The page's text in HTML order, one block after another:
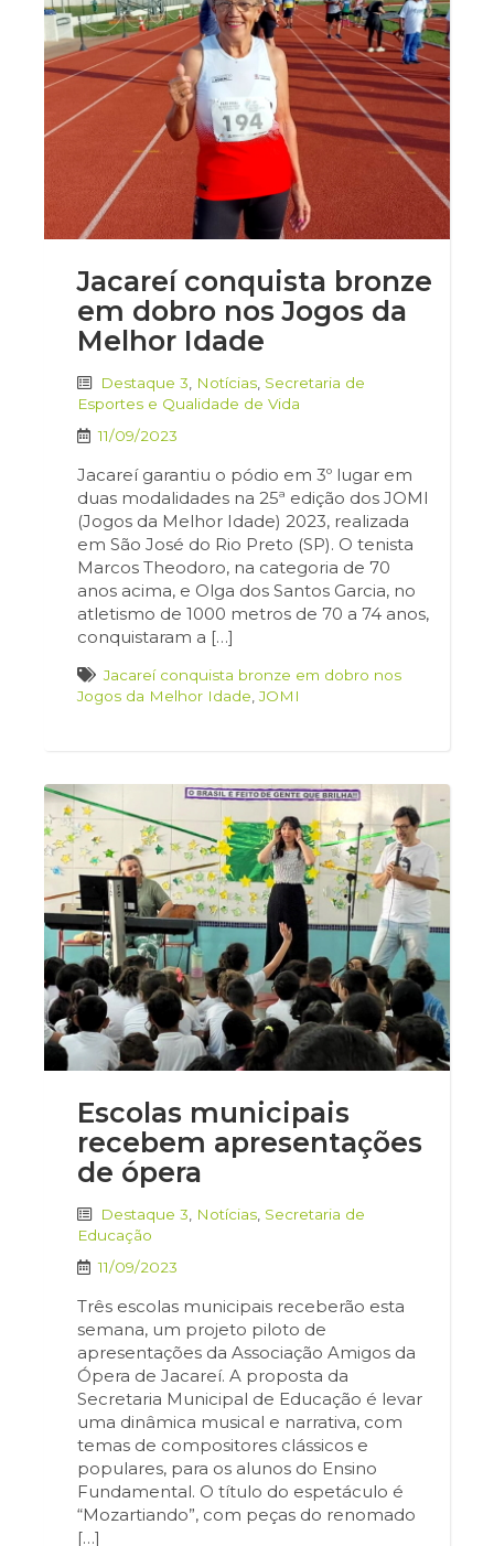
Jacareí conquista bronze
em dobro nos Jogos da
Melhor Idade
Destaque 3 Notícias Secretaria de
Esportes e Qualidade de Vida
11/09/2023
Jacareí garantiu o pódio em 3º lugar em
duas modalidades na 25ª edição dos JOMI
(Jogos da Melhor Idade) 2023, realizada
em São José do Rio Preto (SP). O tenista
Marcos Theodoro, na categoria de 70
anos acima, e Olga dos Santos Garcia, no
atletismo de 1000 metros de 70 a 74 anos,
conquistaram a […]
Jacareí conquista bronze em dobro nos
Jogos da Melhor Idade ,JOMI
Escolas municipais
recebem apresentações
de ópera
Destaque 3 Notícias Secretaria de
Educação
11/09/2023
Três escolas municipais receberão esta
semana, um projeto piloto de
apresentações da Associação Amigos da
Ópera de Jacareí. A proposta da
Secretaria Municipal de Educação é levar
uma dinâmica musical e narrativa, com
temas de compositores clássicos e
populares, para os alunos do Ensino
Fundamental. O título do espetáculo é
“Mozartiando”, com peças do renomado
[…]